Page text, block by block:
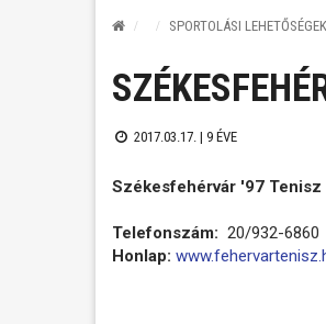
SPORTOLÁSI
2017.03.17. | 9 ÉVE
Székesfehérvár '97 Tenisz
Telefonszám: 20/932-6860
Honlap: